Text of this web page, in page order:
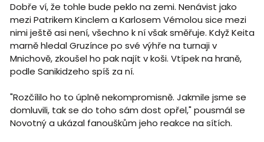
Dobře ví, že tohle bude peklo na zemi. Nenávist jako
mezi Patrikem Kinclem a Karlosem Vémolou sice mezi
nimi ještě asi není, všechno k ní však směřuje. Když Keita
marně hledal Gruzínce po své výhře na turnaji v
Mnichově, zkoušel ho pak najít v koši. Vtípek na hraně,
podle Sanikidzeho spíš za ní.
"Rozčílilo ho to úplně nekompromisně. Jakmile jsme se
domluvili, tak se do toho sám dost opřel," pousmál se
Novotný a ukázal fanouškům jeho reakce na sítích.